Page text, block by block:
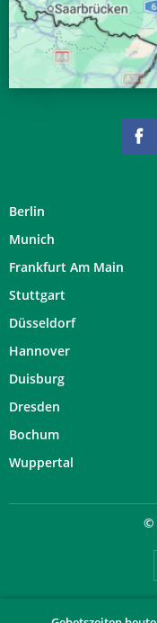
Berlin
Munich
Frankfurt Am Main
Stuttgart
Düsseldorf
Hannover
Duisburg
Dresden
Bochum
Wuppertal
©